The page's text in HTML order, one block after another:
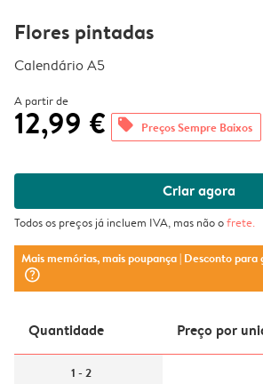
Flores pintadas
Calendário A5
A partir de
12,99 € offers Preços Sempre Baixos
Criar agora
Todos os preços já incluem IVA, mas não ofrete.
Mais memórias, mais poupança| Desconto para
question_mark_circle
Quantidade Preço por
1 - 2